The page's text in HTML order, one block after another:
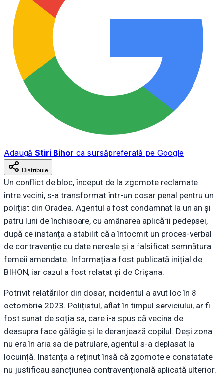
Adaugă Stiri Bihor ca sursăpreferată pe Google
Distribuie
Un conflict de bloc, început de la zgomote reclamate
între vecini, s-a transformat într-un dosar penal pentru un
polițist din Oradea. Agentul a fost condamnat la un an și
patru luni de închisoare, cu amânarea aplicării pedepsei,
după ce instanța a stabilit că a întocmit un proces-verbal
de contravenție cu date nereale și a falsificat semnătura
femeii amendate. Informația a fost publicată inițial de
BIHON, iar cazul a fost relatat și de Crișana.
Potrivit relatărilor din dosar, incidentul a avut loc în 8
octombrie 2023. Polițistul, aflat în timpul serviciului, ar fi
fost sunat de soția sa, care i-a spus că vecina de
deasupra face gălăgie și le deranjează copilul. Deși zona
nu era în aria sa de patrulare, agentul s-a deplasat la
locuință. Instanța a reținut însă că zgomotele constatate
nu justificau sancțiunea contravențională aplicată ulterior.